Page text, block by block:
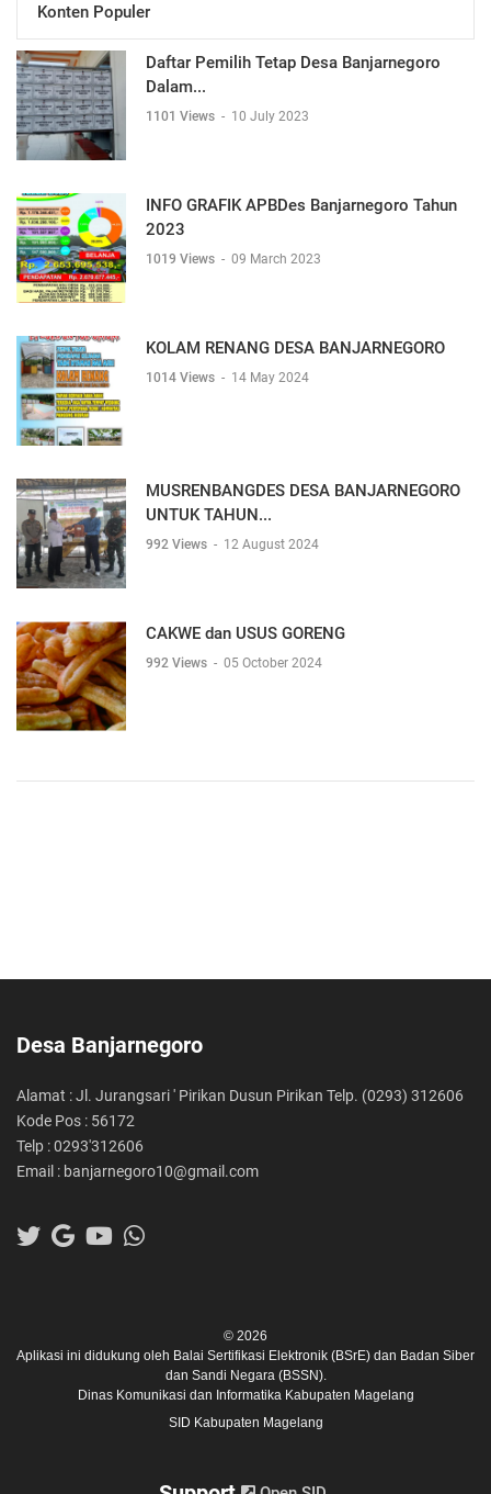
Konten Populer
Daftar Pemilih Tetap Desa Banjarnegoro
Dalam...
1101 Views - 10 July 2023
INFO GRAFIK APBDes Banjarnegoro Tahun
2023
1019 Views - 09 March 2023
KOLAM RENANG DESA BANJARNEGORO
1014 Views - 14 May 2024
MUSRENBANGDES DESA BANJARNEGORO
UNTUK TAHUN...
992 Views - 12 August 2024
CAKWE dan USUS GORENG
992 Views - 05 October 2024
Desa Banjarnegoro
Alamat : Jl. Jurangsari ' Pirikan Dusun Pirikan Telp. (0293) 312606
Kode Pos : 56172
Telp : 0293'312606
Email : banjarnegoro10@gmail.com
© 2026
Aplikasi ini didukung oleh Balai Sertifikasi Elektronik (BSrE) dan Badan Siber
dan Sandi Negara (BSSN).
Dinas Komunikasi dan Informatika Kabupaten Magelang
SID Kabupaten Magelang